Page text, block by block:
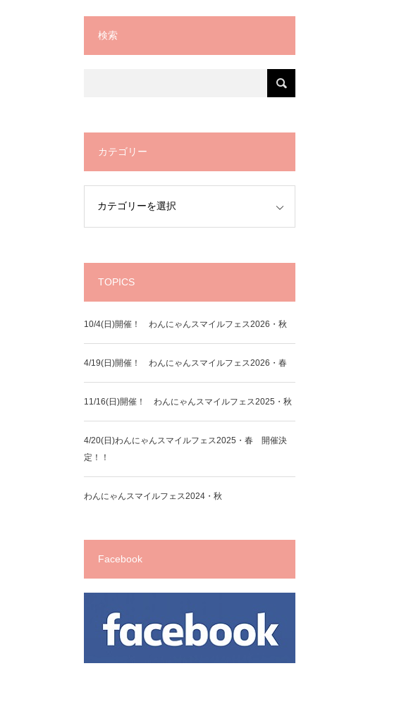
検索
カテゴリー
TOPICS
10/4(日)開催！ わんにゃんスマイルフェス2026・秋
4/19(日)開催！ わんにゃんスマイルフェス2026・春
11/16(日)開催！ わんにゃんスマイルフェス2025・秋
4/20(日)わんにゃんスマイルフェス2025・春 開催決
定！！
わんにゃんスマイルフェス2024・秋
Facebook